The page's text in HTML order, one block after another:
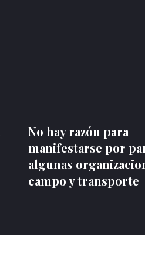
No hay razón para
manifestarse por
algunas
campo y transporte